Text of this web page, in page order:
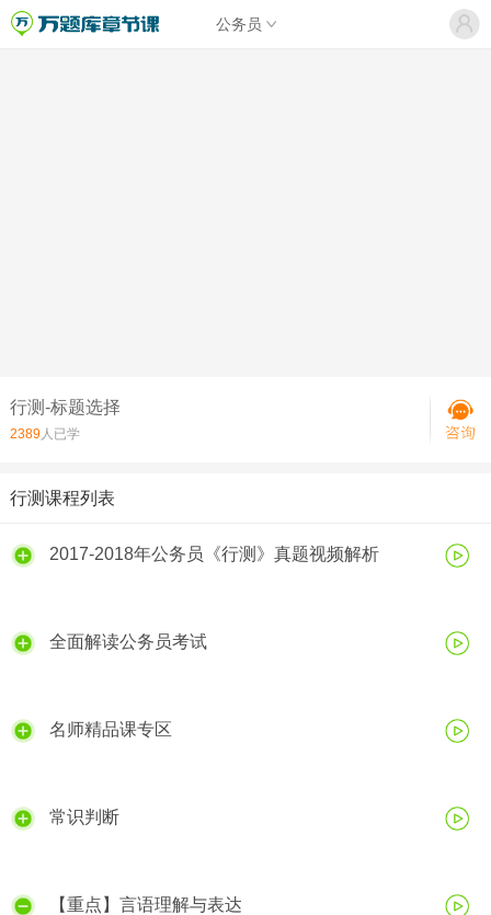
公务员
行测-标题选择
2389人已学
行测课程列表
2017-2018年公务员《行测》真题视频解析
全面解读公务员考试
名师精品课专区
常识判断
【重点】言语理解与表达